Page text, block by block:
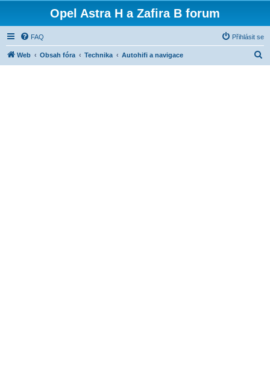
Opel Astra H a Zafira B forum
FAQ Přihlásit se
Web Obsah fóra Technika Autohifi a navigace